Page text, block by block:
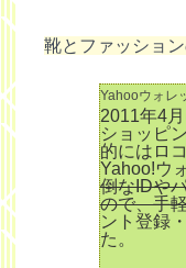
靴とファッショ
Yahooウォレ
2011年4
ショッピ
的にはロ
Yahoo!ウ
倒なIDや
ので、手
ント登録
た。